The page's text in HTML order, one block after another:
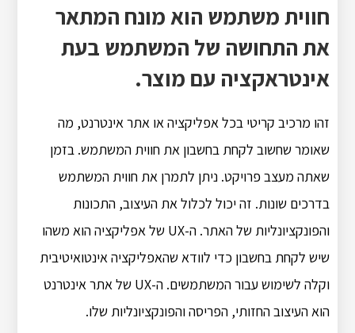
חווית משתמש הוא מונח המתאר
את התחושה של המשתמש בעת
אינטראקציה עם מוצר.
זהו מרכיב קריטי בכל אפליקציה או אתר אינטרנט, מה
שאומר שחשוב לקחת בחשבון את חווית המשתמש. בזמן
שאתה מעצב פרויקט. ניתן לתמרן את חווית המשתמש
בדרכים שונות. זה יכול לכלול את העיצוב, התכונות
והפונקציונליות של האתר. ה-UX של אפליקציה הוא משהו
שיש לקחת בחשבון כדי לוודא שהאפליקציה אינטואיטיבית
וקלה לשימוש עבור המשתמשים. ה-UX של אתר אינטרנט
הוא העיצוב החזותי, הפריסה והפונקציונליות שלו.